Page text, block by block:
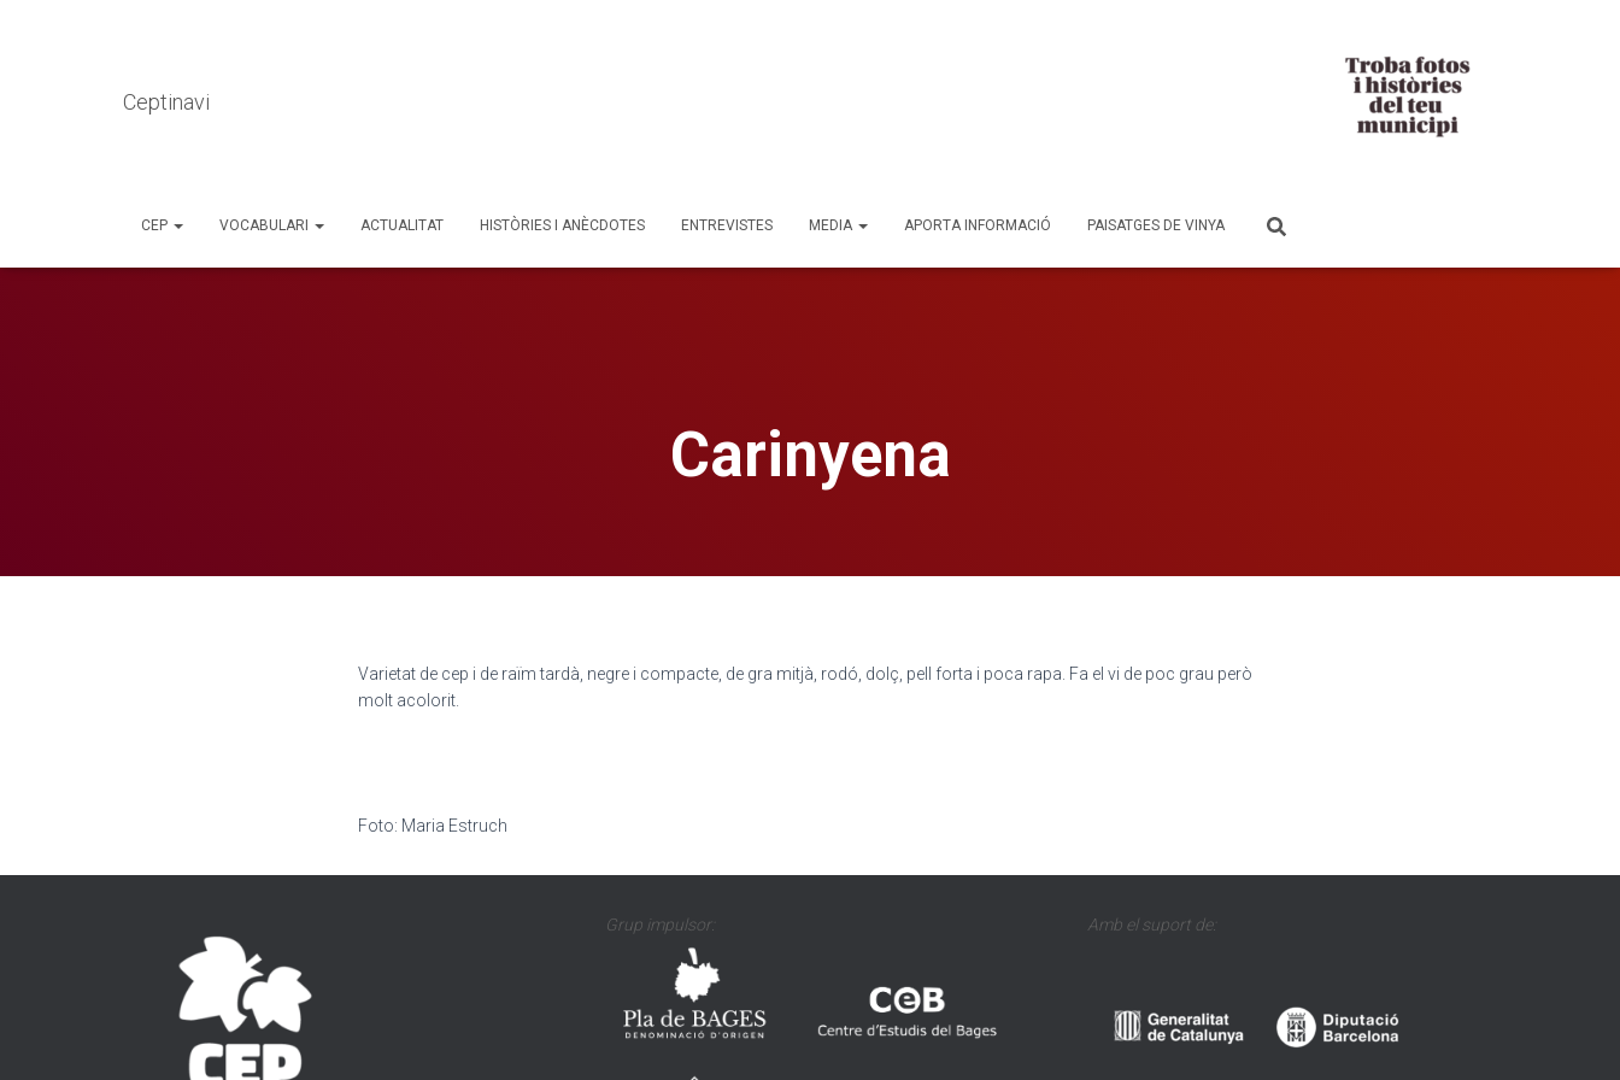
Ceptinavi
CEP VOCABULARI ACTUALITAT HISTÒRIES I ANÈCDOTES ENTREVISTES MEDIA APORTA INFORMACIÓ PAISATGES DE VINYA
Carinyena
Varietat de cep i de raïm tardà, negre i compacte, de gra mitjà, rodó, dolç, pell forta i poca rapa. Fa el vi de poc grau però
molt acolorit.
Foto: Maria Estruch
Grup impulsor: Amb el suport de: